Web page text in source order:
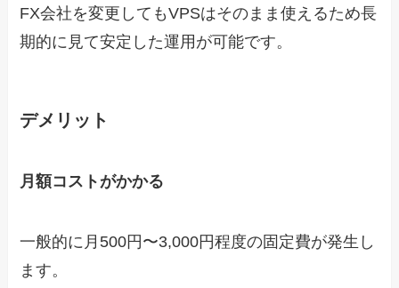
FX会社を変更してもVPSはそのまま使えるため長
期的に見て安定した運用が可能です。
デメリット
月額コストがかかる
一般的に月500円〜3,000円程度の固定費が発生し
ます。